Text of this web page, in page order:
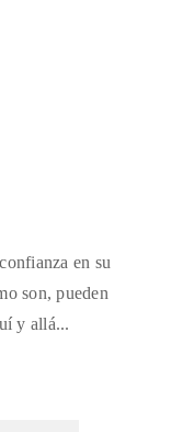
en su
son, pueden
y allá...